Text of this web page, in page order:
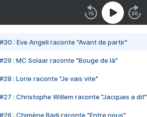
#30 : Eve Angeli raconte "Avant de partir"
#29 : MC Solaar raconte "Bouge de là"
#28 : Lorie raconte "Je vais vite"
#27 : Christophe Willem raconte "Jacques a dit"
#26 : Chimène Badi raconte "Entre nous"